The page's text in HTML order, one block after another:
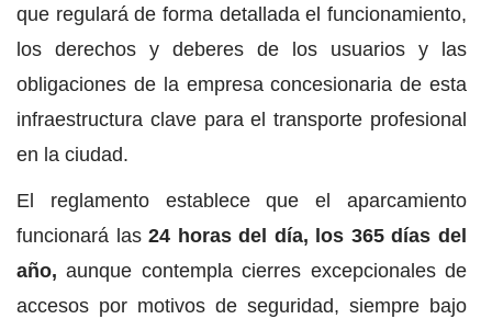
que regulará de forma detallada el funcionamiento,
los derechos y deberes de los usuarios y las
obligaciones de la empresa concesionaria de esta
infraestructura clave para el transporte profesional
en la ciudad.
El reglamento establece que el aparcamiento
funcionará las24 horas del día, los 365 días del
año, aunque contempla cierres excepcionales de
accesos por motivos de seguridad, siempre bajo